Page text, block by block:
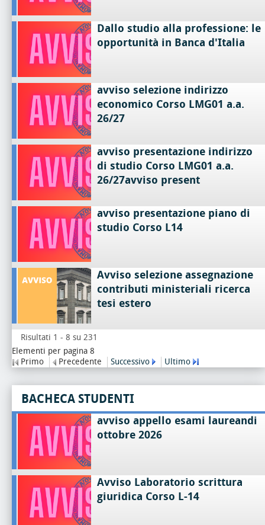
Dallo studio alla professione: le
opportunità in Banca d'Italia
avviso selezione indirizzo
economico Corso LMG01 a.a.
26/27
avviso presentazione indirizzo
di studio Corso LMG01 a.a.
26/27avviso present
avviso presentazione piano di
studio Corso L14
Avviso selezione assegnazione
contributi ministeriali ricerca
tesi estero
Risultati 1 - 8 su 231
Elementi per pagina 8
Primo
Precedente Successivo Ultimo
BACHECA STUDENTI
avviso appello esami laureandi
ottobre 2026
Avviso Laboratorio scrittura
giuridica Corso L-14